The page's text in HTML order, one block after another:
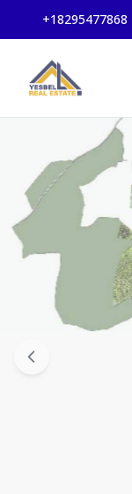
+18295477868